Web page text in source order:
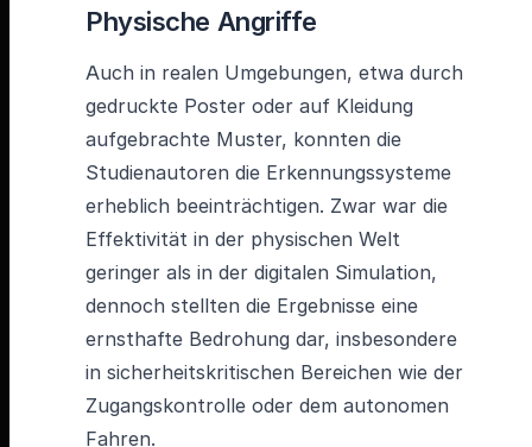
Physische Angriffe
Auch in realen Umgebungen, etwa durch
gedruckte Poster oder auf Kleidung
aufgebrachte Muster, konnten die
Studienautoren die Erkennungssysteme
erheblich beeinträchtigen. Zwar war die
Effektivität in der physischen Welt
geringer als in der digitalen Simulation,
dennoch stellten die Ergebnisse eine
ernsthafte Bedrohung dar, insbesondere
in sicherheitskritischen Bereichen wie der
Zugangskontrolle oder dem autonomen
Fahren.